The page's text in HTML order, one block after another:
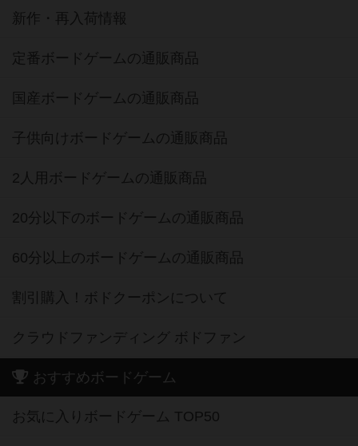
新作・再入荷情報
定番ボードゲームの通販商品
国産ボードゲームの通販商品
子供向けボードゲームの通販商品
2人用ボードゲームの通販商品
20分以下のボードゲームの通販商品
60分以上のボードゲームの通販商品
割引購入！ボドクーポンについて
クラウドファンディング ボドファン
おすすめボードゲーム
お気に入りボードゲーム TOP50